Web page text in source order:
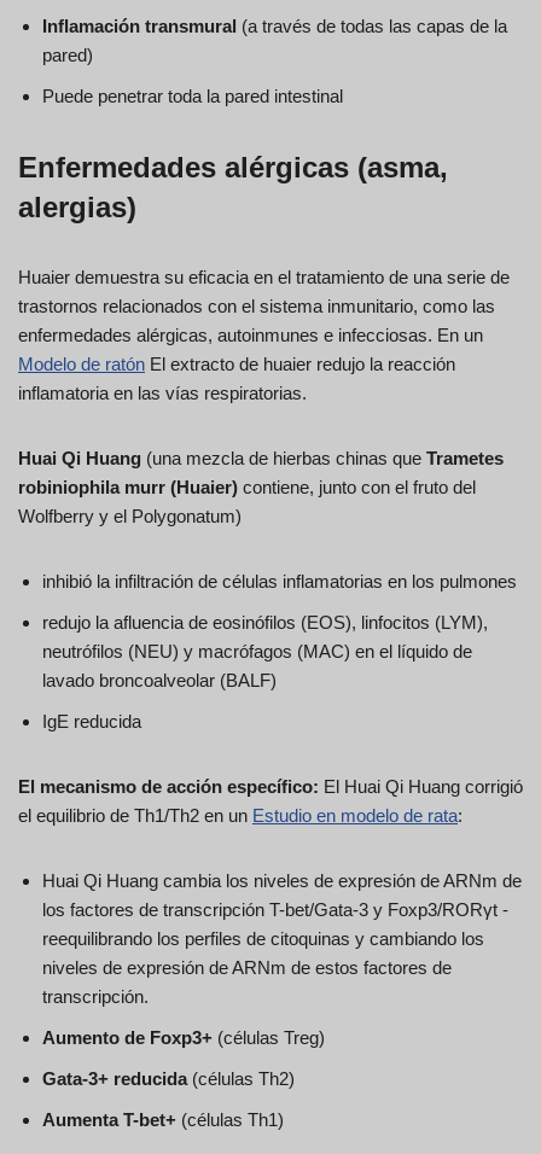
Inflamación transmural (a través de todas las capas de la
pared)
Puede penetrar toda la pared intestinal
Enfermedades alérgicas (asma,
alergias)
Huaier demuestra su eficacia en el tratamiento de una serie de
trastornos relacionados con el sistema inmunitario, como las
enfermedades alérgicas, autoinmunes e infecciosas. En un
Modelo de ratón El extracto de huaier redujo la reacción
inflamatoria en las vías respiratorias.
Huai Qi Huang (una mezcla de hierbas chinas que Trametes
robiniophila murr (Huaier) contiene, junto con el fruto del
Wolfberry y el Polygonatum)
inhibió la infiltración de células inflamatorias en los pulmones
redujo la afluencia de eosinófilos (EOS), linfocitos (LYM),
neutrófilos (NEU) y macrófagos (MAC) en el líquido de
lavado broncoalveolar (BALF)
IgE reducida
El mecanismo de acción específico: El Huai Qi Huang corrigió
el equilibrio de Th1/Th2 en un Estudio en modelo de rata:
Huai Qi Huang cambia los niveles de expresión de ARNm de
los factores de transcripción T-bet/Gata-3 y Foxp3/RORγt -
reequilibrando los perfiles de citoquinas y cambiando los
niveles de expresión de ARNm de estos factores de
transcripción.
Aumento de Foxp3+ (células Treg)
Gata-3+ reducida(células Th2)
Aumenta T-bet+ (células Th1)